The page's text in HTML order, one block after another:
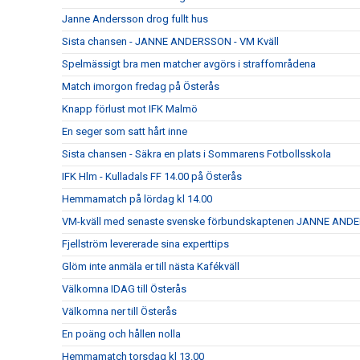
Janne Andersson drog fullt hus
Sista chansen - JANNE ANDERSSON - VM Kväll
Spelmässigt bra men matcher avgörs i straffområdena
Match imorgon fredag på Österås
Knapp förlust mot IFK Malmö
En seger som satt hårt inne
Sista chansen - Säkra en plats i Sommarens Fotbollsskola
IFK Hlm - Kulladals FF 14.00 på Österås
Hemmamatch på lördag kl 14.00
VM-kväll med senaste svenske förbundskaptenen JANNE
Fjellström levererade sina experttips
Glöm inte anmäla er till nästa Kafékväll
Välkomna IDAG till Österås
Välkomna ner till Österås
En poäng och hållen nolla
Hemmamatch torsdag kl 13.00